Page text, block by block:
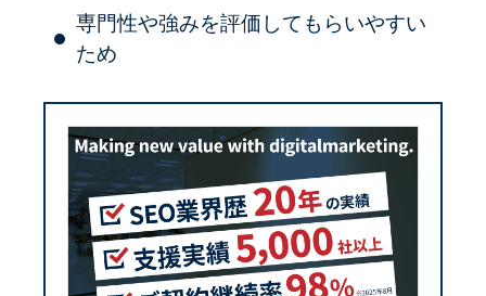
専門性や強みを評価してもらいやすい
ため